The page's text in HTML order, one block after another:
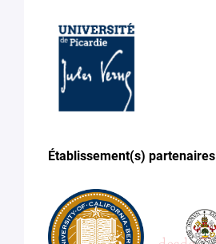
Établissement(s) partenaires